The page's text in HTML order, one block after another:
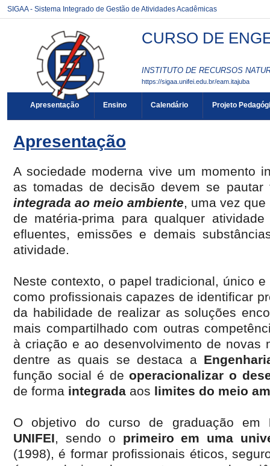
SIGAA - Sistema Integrado de Gestão de Atividades Acadêmicas
CURSO DE
INSTITUTO DE RECURSOS
https://sigaa.unifei.edu.br/eam.itajuba
Apresentação Ensino Calendário Projeto
Apresentação
A sociedade moderna vive um momento
as tomadas de decisão devem se
integrada ao meio ambiente, uma vez
de matéria-prima para qualquer
efluentes, emissões e demais
atividade.
Neste contexto, o papel tradicional, único
como profissionais capazes de identificar
da habilidade de realizar as soluções
mais compartilhado com outras
à criação e ao desenvolvimento de novas
dentre as quais se destaca a
função social é deoperacionalizar o
de forma integrada aos limites do meio
O objetivo do curso de graduação em
UNIFEI, sendo o primeiro em uma
(1998), é formar profissionais éticos,